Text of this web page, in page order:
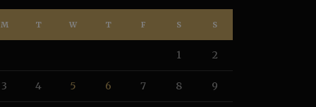
M T W T F S S
1 2
3 4 5 6 7 8 9